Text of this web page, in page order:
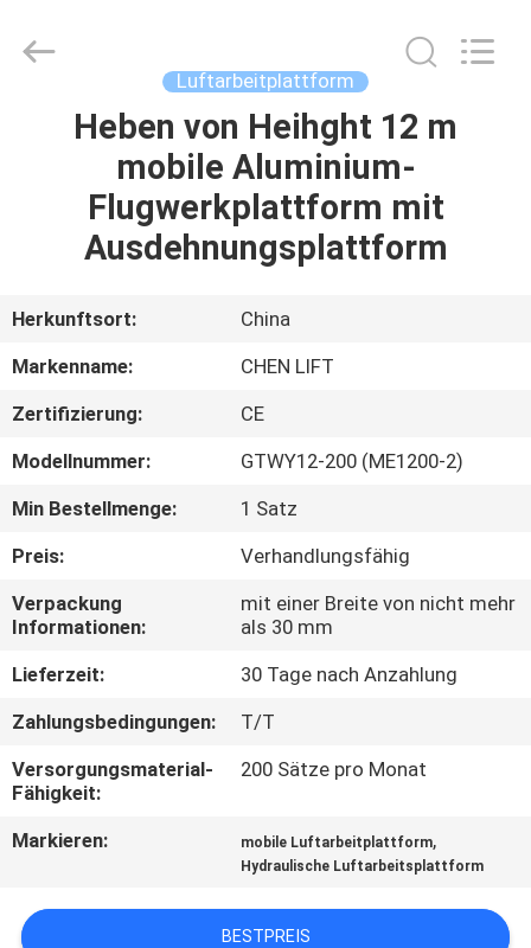
PRODUKTE
ÜBER
UNS
WERKSBESICHTIGUNG
QUALITÄTSKONTROLLE
KONTAKT
MIT
UNS
NEUIGKEITEN
BITTE UM
EIN
LTD.
Luftarbeitplattform
Heben von Heihght 12 m
mobile Aluminium-
Flugwerkplattform mit
Ausdehnungsplattform
Herkunftsort:
China
Markenname:
CHEN LIFT
Zertifizierung:
CE
Modellnummer:
GTWY12-200 (ME1200-2)
Min Bestellmenge:
1 Satz
Preis:
Verhandlungsfähig
Verpackung
Informationen:
mit einer Breite von nicht mehr
als 30 mm
Lieferzeit:
30 Tage nach Anzahlung
Zahlungsbedingungen:
T/T
Versorgungsmaterial-
Fähigkeit:
200 Sätze pro Monat
Markieren: mobile Luftarbeitplattform,
Hydraulische Luftarbeitsplattform
BESTPREIS